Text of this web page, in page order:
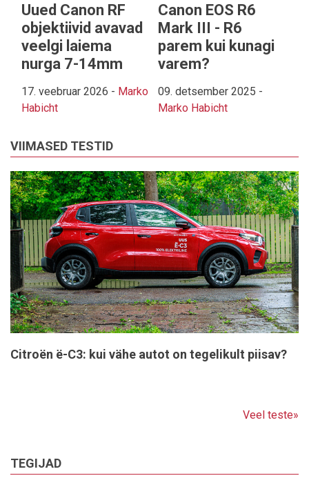
Uued Canon RF
objektiivid avavad
veelgi laiema
nurga 7-14mm
17. veebruar 2026 - Marko
Habicht
Canon EOS R6
Mark III - R6
parem kui kunagi
varem?
09. detsember 2025 -
Marko Habicht
VIIMASED TESTID
Citroën ë-C3: kui vähe autot on tegelikult piisav?
Veel teste»
TEGIJAD